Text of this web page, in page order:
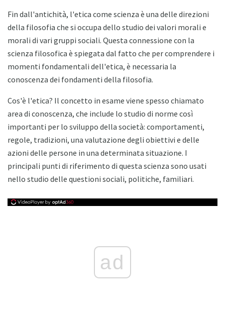
Fin dall'antichità, l'etica come scienza è una delle direzioni
della filosofia che si occupa dello studio dei valori morali e
morali di vari gruppi sociali. Questa connessione con la
scienza filosofica è spiegata dal fatto che per comprendere i
momenti fondamentali dell'etica, è necessaria la
conoscenza dei fondamenti della filosofia.
Cos'è l'etica? Il concetto in esame viene spesso chiamato
area di conoscenza, che include lo studio di norme così
importanti per lo sviluppo della società: comportamenti,
regole, tradizioni, una valutazione degli obiettivi e delle
azioni delle persone in una determinata situazione. I
principali punti di riferimento di questa scienza sono usati
nello studio delle questioni sociali, politiche, familiari.
ad